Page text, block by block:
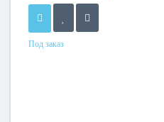
Под заказ